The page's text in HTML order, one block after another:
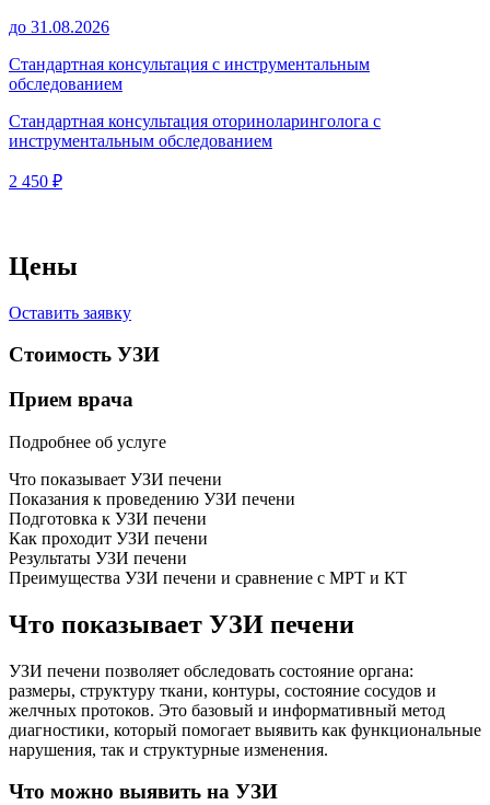
до 31.08.2026
Стандартная консультация с инструментальным
обследованием
Стандартная консультация оториноларинголога с
инструментальным обследованием
2 450 ₽
Цены
Оставить заявку
Стоимость УЗИ
Прием врача
Подробнее об услуге
Что показывает УЗИ печени
Показания к проведению УЗИ печени
Подготовка к УЗИ печени
Как проходит УЗИ печени
Результаты УЗИ печени
Преимущества УЗИ печени и сравнение с МРТ и КТ
Что показывает УЗИ печени
УЗИ печени позволяет обследовать состояние органа:
размеры, структуру ткани, контуры, состояние сосудов и
желчных протоков. Это базовый и информативный метод
диагностики, который помогает выявить как функциональные
нарушения, так и структурные изменения.
Что можно выявить на УЗИ